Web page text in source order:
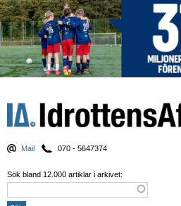
Mail 070 - 5647374
Sök bland 12.000 artiklar i arkivet: